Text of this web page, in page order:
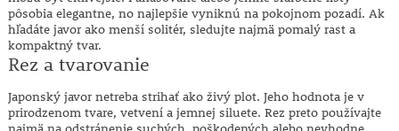
pôsobia elegantne, no najlepšie vyniknú na pokojnom pozadí. Ak
hľadáte javor ako menší solitér, sledujte najmä pomalý rast a
kompaktný tvar.
Rez a tvarovanie
Japonský javor netreba strihať ako živý plot. Jeho hodnota je v
prirodzenom tvare, vetvení a jemnej siluete. Rez preto používajte